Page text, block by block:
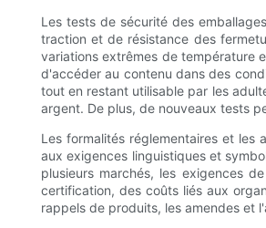
Les tests de sécurité des
traction et de résistance des
variations extrêmes de température
d'accéder au contenu dans des
tout en restant utilisable par les
argent. De plus, de nouveaux tests
Les formalités réglementaires et
aux exigences linguistiques et
plusieurs marchés, les exigences
certification, des coûts liés aux
rappels de produits, les amendes et